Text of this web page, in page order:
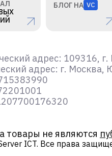
БЛОГ НА VC
адрес: 109316, г.
адрес: г. Москва,
товары не являются
ICT. Все права